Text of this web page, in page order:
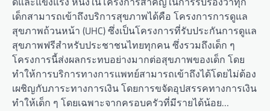
เด็กสามารถเข้าถึงบริการสุขภาพได้คือ โครงการการดูแล
สุขภาพถ้วนหน้า (UHC) ซึ่งเป็นโครงการที่รับประกันการดูแล
สุขภาพฟรีสำหรับประชาชนไทยทุกคน ซึ่งรวมถึงเด็ก ๆ
โครงการนี้ส่งผลกระทบอย่างมากต่อสุขภาพของเด็ก โดย
ทำให้การบริการทางการแพทย์สามารถเข้าถึงได้โดยไม่ต้อง
เผชิญกับภาระทางการเงิน โดยการขจัดอุปสรรคทางการเงิน
ทำให้เด็ก ๆ โดยเฉพาะจากครอบครัวที่มีรายได้น้อย…